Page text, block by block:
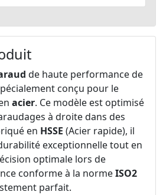
de haute performance de
conçu pour le
acier. Ce modèle est optimisé
à droite dans des
en HSSE (Acier rapide), il
exceptionnelle tout en
optimale lors de
conforme à la normeISO2
parfait.